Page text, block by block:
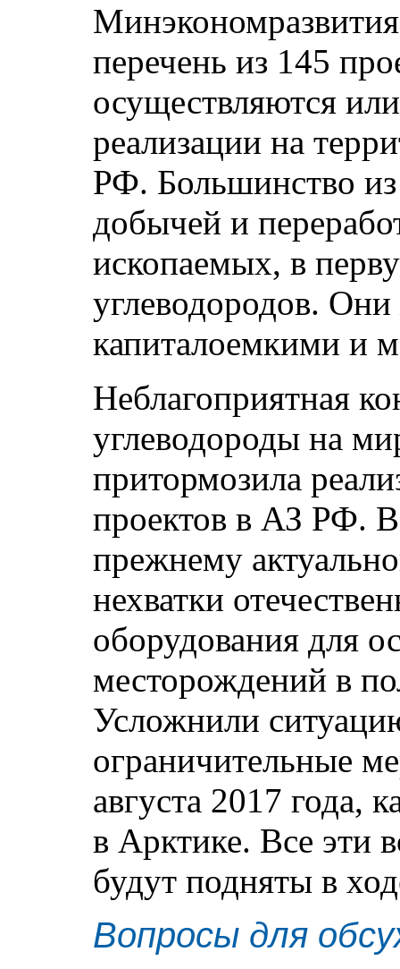
перечень из 145
осуществляются
реализации на
РФ. Большинство
добычей и
ископаемых, в
углеводородов.
капиталоемкими и
Неблагоприятная
углеводороды на
притормозила
проектов в АЗ РФ.
прежнему
нехватки
оборудования для
месторождений в
Усложнили
ограничительные
августа 2017 года,
в Арктике. Все эти
будут подняты в
Вопросы для